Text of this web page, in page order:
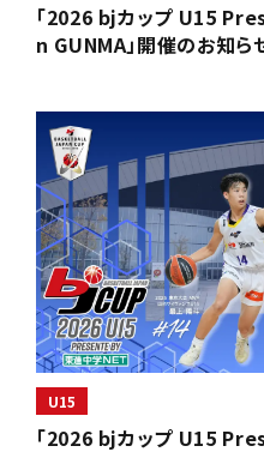
「2026 bjカップ U15
n GUNMA」開催のお知ら
U15
「2026 bjカップ U15